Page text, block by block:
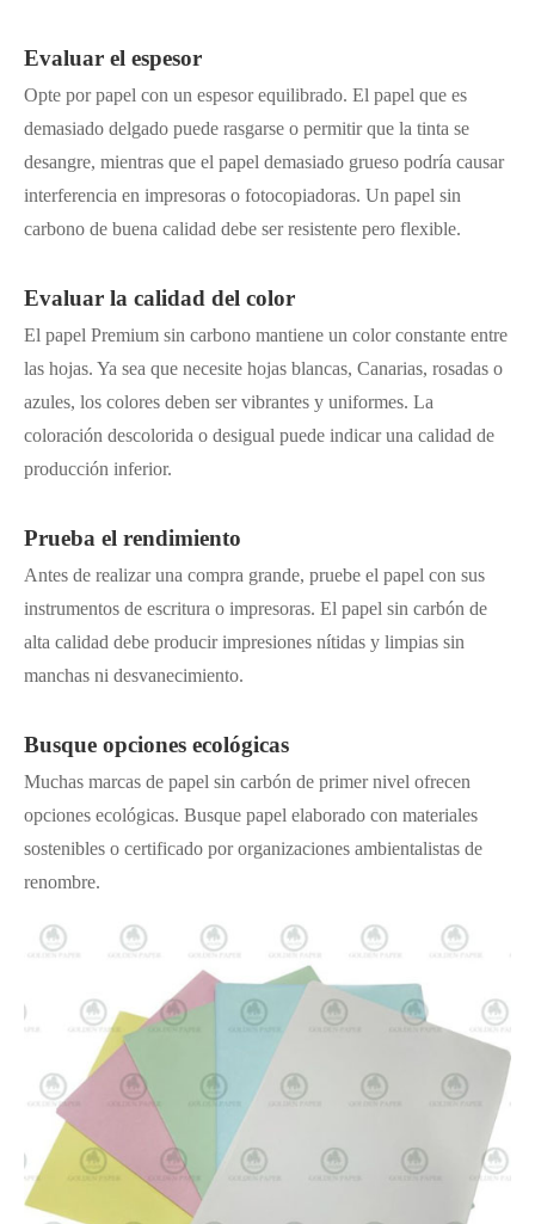
Evaluar el espesor
Opte por papel con un espesor equilibrado. El papel que es
demasiado delgado puede rasgarse o permitir que la tinta se
desangre, mientras que el papel demasiado grueso podría causar
interferencia en impresoras o fotocopiadoras. Un papel sin
carbono de buena calidad debe ser resistente pero flexible.
Evaluar la calidad del color
El papel Premium sin carbono mantiene un color constante entre
las hojas. Ya sea que necesite hojas blancas, Canarias, rosadas o
azules, los colores deben ser vibrantes y uniformes. La
coloración descolorida o desigual puede indicar una calidad de
producción inferior.
Prueba el rendimiento
Antes de realizar una compra grande, pruebe el papel con sus
instrumentos de escritura o impresoras. El papel sin carbón de
alta calidad debe producir impresiones nítidas y limpias sin
manchas ni desvanecimiento.
Busque opciones ecológicas
Muchas marcas de papel sin carbón de primer nivel ofrecen
opciones ecológicas. Busque papel elaborado con materiales
sostenibles o certificado por organizaciones ambientalistas de
renombre.